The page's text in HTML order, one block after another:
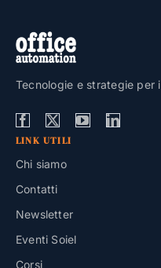
Tecnologie e strategie per
LINK UTILI
Chi siamo
Contatti
Newsletter
Eventi Soiel
Corsi